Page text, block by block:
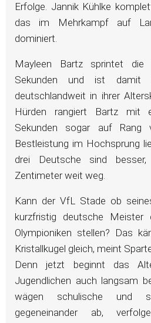
Erfolge. Jannik Kühlke
das im Mehrkampf auf
dominiert.
Mayleen Bartz sprintet
Sekunden und ist damit
deutschlandweit in ihrer
Hürden rangiert Bartz mit
Sekunden sogar auf Rang
Bestleistung im Hochsprung
drei Deutsche sind
Zentimeter weit weg.
Kann der VfL Stade ob
kurzfristig deutsche Meister
Olympioniken stellen? Das
Kristallkugel gleich, meint
Denn jetzt beginnt das
Jugendlichen auch langsam
wägen schulische und
gegeneinander ab,